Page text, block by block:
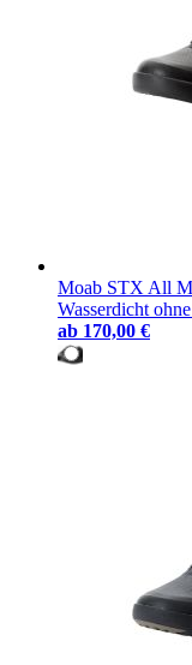
Moab STX All
Wasserdicht
ab 170,00 €